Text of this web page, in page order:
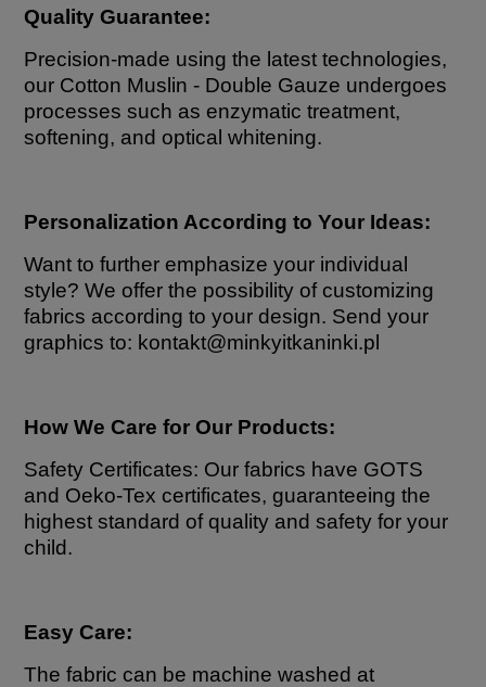
Quality Guarantee:
Precision-made using the latest technologies,
our Cotton Muslin - Double Gauze undergoes
processes such as enzymatic treatment,
softening, and optical whitening.
Personalization According to Your Ideas:
Want to further emphasize your individual
style? We offer the possibility of customizing
fabrics according to your design. Send your
graphics to: kontakt@minkyitkaninki.pl
How We Care for Our Products:
Safety Certificates: Our fabrics have GOTS
and Oeko-Tex certificates, guaranteeing the
highest standard of quality and safety for your
child.
Easy Care:
The fabric can be machine washed at